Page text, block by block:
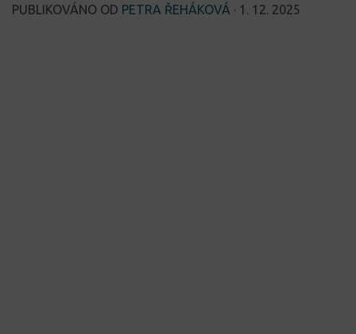
PUBLIKOVÁNO OD PETRA ŘEHÁKOVÁ · 1. 12. 2025